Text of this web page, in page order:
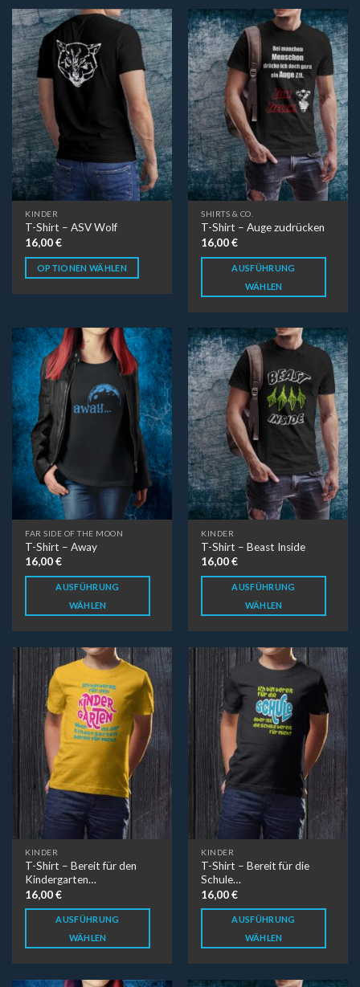
KINDER
T-Shirt – ASV Wolf
16,00€
OPTIONEN WÄHLEN
SHIRTS & CO.
T-Shirt – Auge zudrücken
16,00€
AUSFÜHRUNG
WÄHLEN
FAR SIDE OF THE MOON
T-Shirt – Away
16,00€
AUSFÜHRUNG
WÄHLEN
KINDER
T-Shirt – Beast Inside
16,00€
AUSFÜHRUNG
WÄHLEN
KINDER
T-Shirt – Bereit für den
Kindergarten…
16,00€
AUSFÜHRUNG
WÄHLEN
KINDER
T-Shirt – Bereit für die
Schule…
16,00€
AUSFÜHRUNG
WÄHLEN